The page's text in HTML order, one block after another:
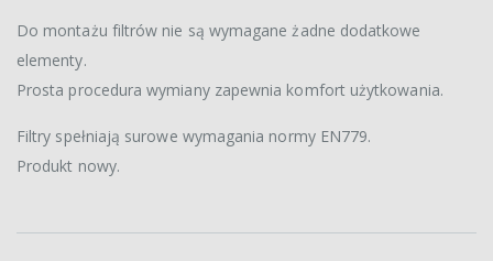
Do montażu filtrów nie są wymagane żadne dodatkowe
elementy.
Prosta procedura wymiany zapewnia komfort użytkowania.
Filtry spełniają surowe wymagania normy EN779.
Produkt nowy.